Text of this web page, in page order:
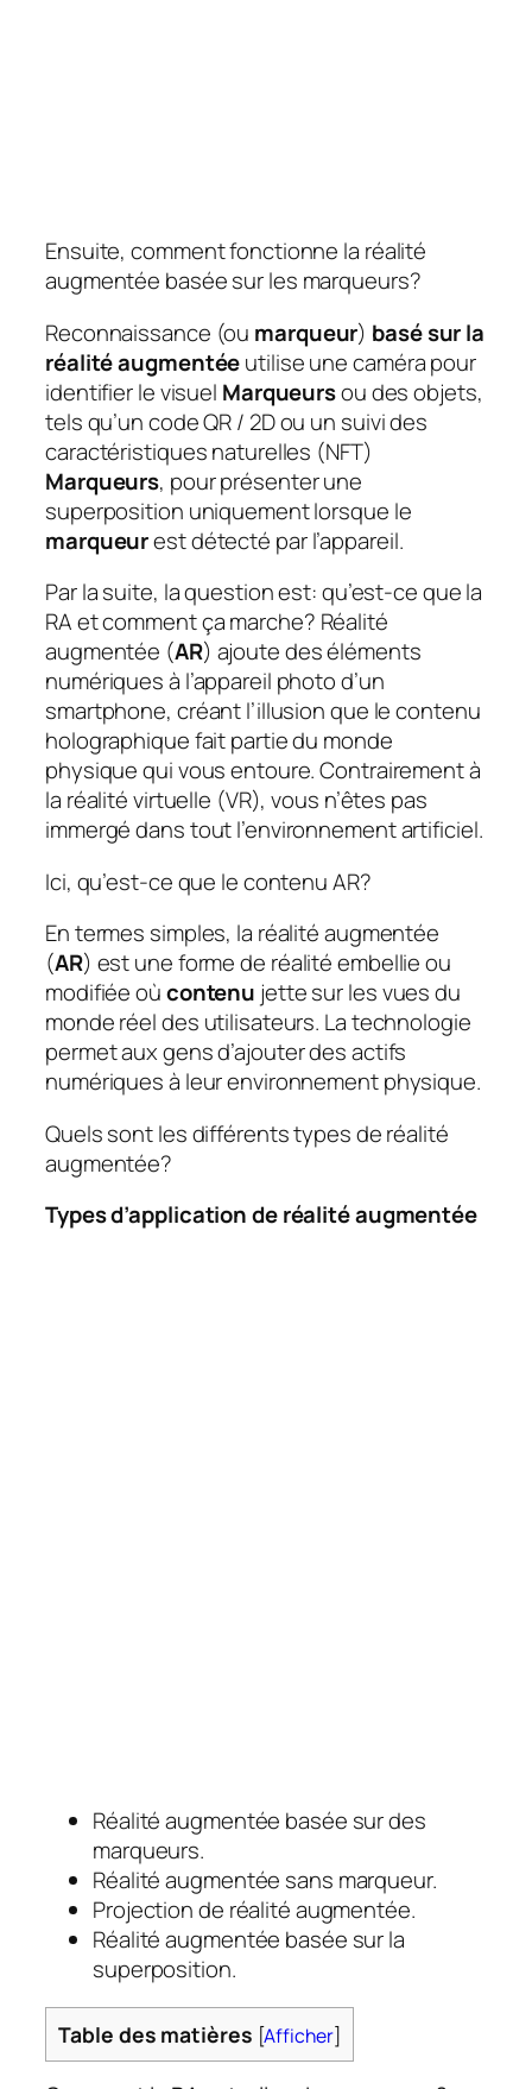
Ensuite, comment fonctionne la réalité
augmentée basée sur les marqueurs?
Reconnaissance (ou marqueur) basé sur la
réalité augmentéeutilise une caméra pour
identifier le visuel Marqueursou des objets,
tels qu’un code QR / 2D ou un suivi des
caractéristiques naturelles (NFT)
Marqueurs, pour présenter une
superposition uniquement lorsque le
marqueurest détecté par l’appareil.
Par la suite, la question est: qu’est-ce que la
RA et comment ça marche? Réalité
augmentée (AR) ajoute des éléments
numériques à l’appareil photo d’un
smartphone, créant l’illusion que le contenu
holographique fait partie du monde
physique qui vous entoure. Contrairement à
la réalité virtuelle (VR), vous n’êtes pas
immergé dans tout l’environnement artificiel.
Ici, qu’est-ce que le contenu AR?
En termes simples, la réalité augmentée
(AR) est une forme de réalité embellie ou
modifiée oùcontenu jette sur les vues du
monde réel des utilisateurs. La technologie
permet aux gens d’ajouter des actifs
numériques à leur environnement physique.
Quels sont les différents types de réalité
augmentée?
Types d’application de réalité augmentée
Réalité augmentée basée sur des
marqueurs.
Réalité augmentée sans marqueur.
Projection de réalité augmentée.
Réalité augmentée basée sur la
superposition.
Table des matières [Afficher]